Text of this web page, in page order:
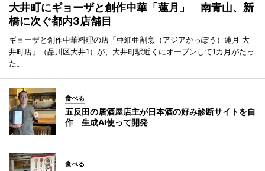
大井町にギョーザと創作中華「蓮月」 南青山、新
橋に次ぐ都内3店舗目
ギョーザと創作中華料理の店「亜細亜割烹（アジアかっぽう）蓮月 大
井町店」（品川区大井1）が、大井町駅近くにオープンして1カ月がたっ
た。
食べる
五反田の居酒屋店主が日本酒の好み診断サイトを自
作 生成AI使って開発
食べる